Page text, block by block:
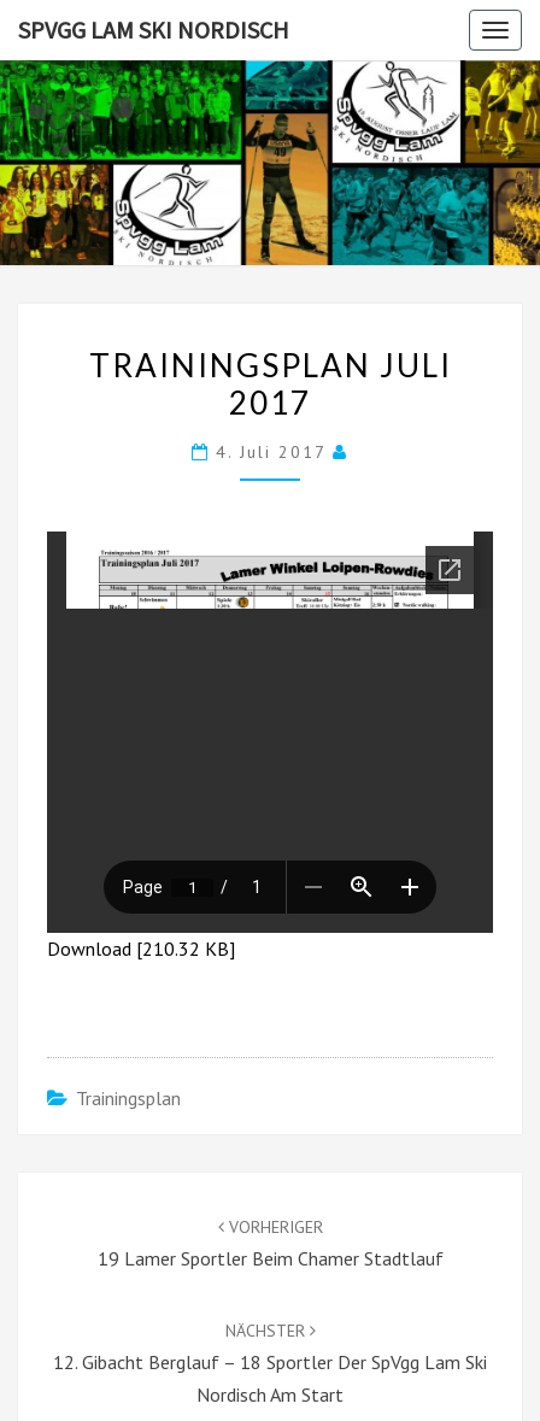
content
SPVGG LAM SKI NORDISCH
SPVGG
LAM SKI
JULI
2017
TRAININGSPLAN JULI
2017
4. Juli 2017
Download [210.32 KB]
Trainingsplan
VORHERIGER
19 Lamer Sportler Beim Chamer Stadtlauf
NÄCHSTER
12. Gibacht Berglauf – 18 Sportler Der SpVgg Lam Ski
Nordisch Am Start